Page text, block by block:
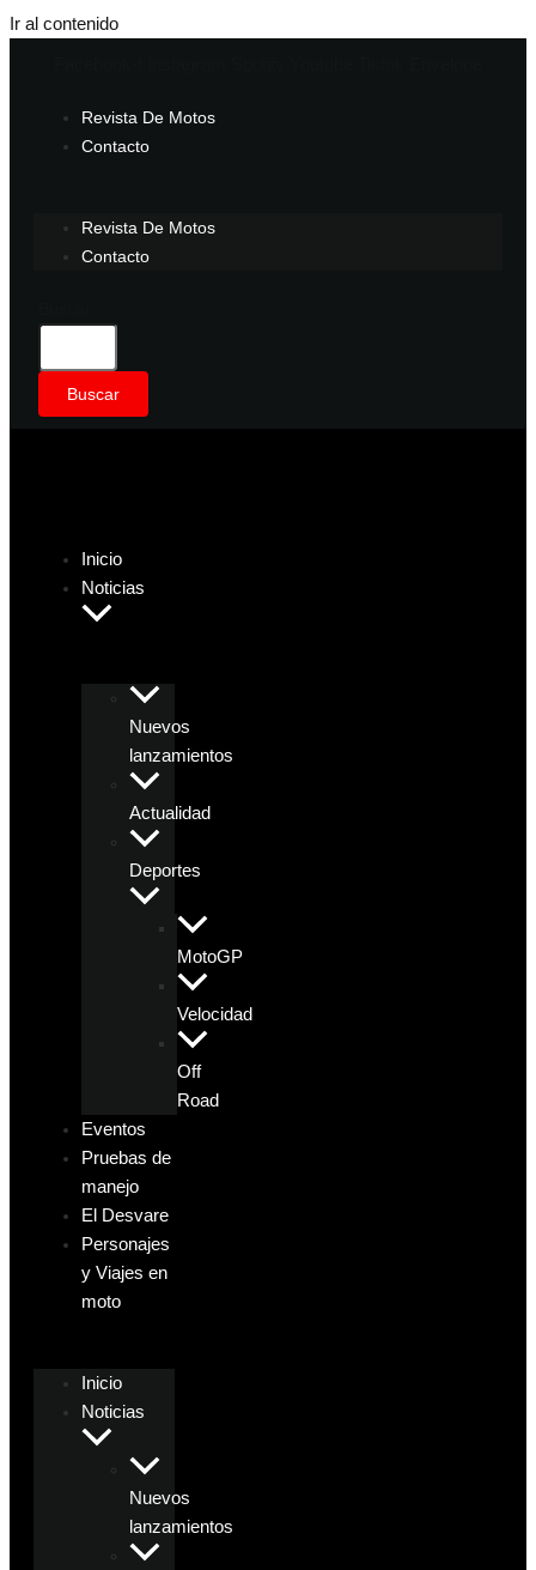
Ir al contenido
Revista De Motos
Contacto
Revista De Motos
Contacto
Buscar
Inicio
Noticias
Nuevos
lanzamientos
Actualidad
Deportes
MotoGP
Velocidad
Off
Road
Eventos
Pruebas de
manejo
El Desvare
Personajes
y Viajes en
moto
Inicio
Noticias
Nuevos
lanzamientos